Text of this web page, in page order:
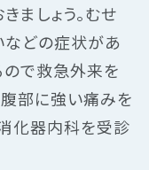
ましょう。むせ
などの症状があ
ので救急外来を
部に強い痛みを
化器内科を受診